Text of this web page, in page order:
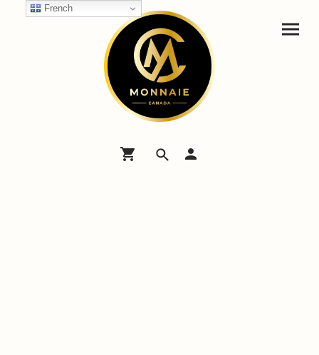
French